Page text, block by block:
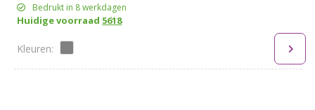
Bedrukt in 8 werkdagen
Huidige voorraad 5618